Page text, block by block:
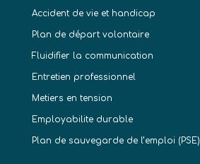
Accident de vie et handicap
Plan de départ volontaire
Fluidifier la communication
Entretien professionnel
Metiers en tension
Employabilite durable
Plan de sauvegarde de l’emploi (PSE)